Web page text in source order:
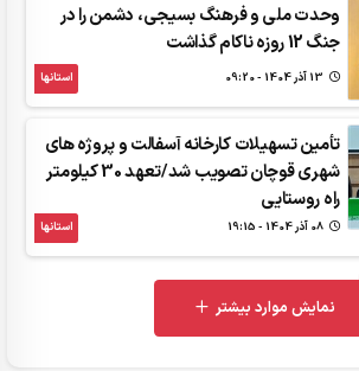
وحدت ملی و فرهنگ بسیجی، دشمن را در
جنگ 12 روزه ناکام گذاشت
استانها
تأمین تسهیلات کارخانه آسفالت و پروژه های
شهری قوچان تصویب شد/تعهد 30 کیلومتر
راه روستایی
استانها
UNREAD
نمایش موارد بیشتر